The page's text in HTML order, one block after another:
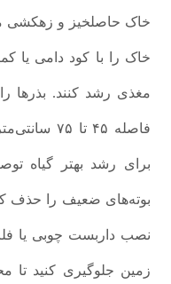
خاک حاصلخیز و زهکشی
خاک را با کود دامی یا
فاصله ۴۵
برای رشد بهتر گیاه
بوته‌های ضعیف را حذف
نصب داربست چوبی یا
زمین جلوگیری کنید تا